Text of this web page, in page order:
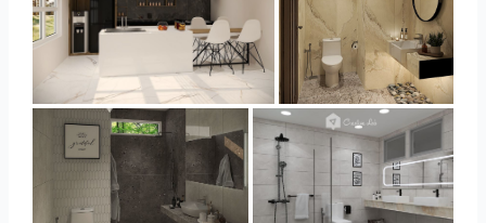
YUSMAN_KITCHEN YUSMAN_BATHROOM